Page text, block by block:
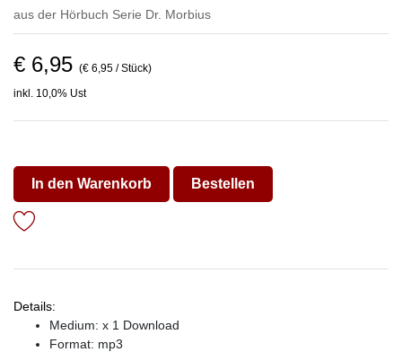
aus der Hörbuch Serie Dr. Morbius
€ 6,95 (€ 6,95 / Stück)
inkl. 10,0% Ust
In den Warenkorb Bestellen
Details:
Medium: x 1 Download
Format: mp3